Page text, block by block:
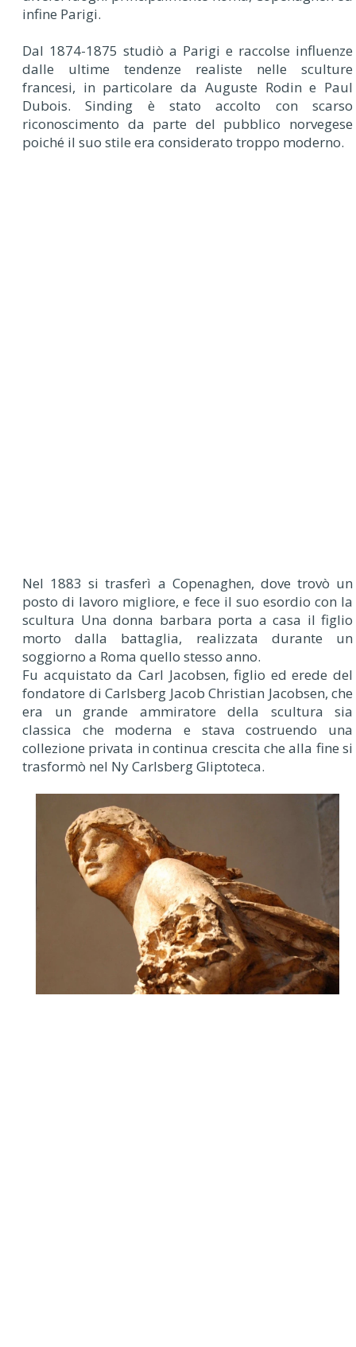
infine Parigi.
Dal 1874-1875 studiò a Parigi e raccolse influenze
dalle ultime tendenze realiste nelle sculture
francesi, in particolare da Auguste Rodin e Paul
Dubois. Sinding è stato accolto con scarso
riconoscimento da parte del pubblico norvegese
poiché il suo stile era considerato troppo moderno.
Nel 1883 si trasferì a Copenaghen, dove trovò un
posto di lavoro migliore, e fece il suo esordio con la
scultura Una donna barbara porta a casa il figlio
morto dalla battaglia, realizzata durante un
soggiorno a Roma quello stesso anno.
Fu acquistato da Carl Jacobsen, figlio ed erede del
fondatore di Carlsberg Jacob Christian Jacobsen, che
era un grande ammiratore della scultura sia
classica che moderna e stava costruendo una
collezione privata in continua crescita che alla fine si
trasformò nel Ny Carlsberg Gliptoteca.